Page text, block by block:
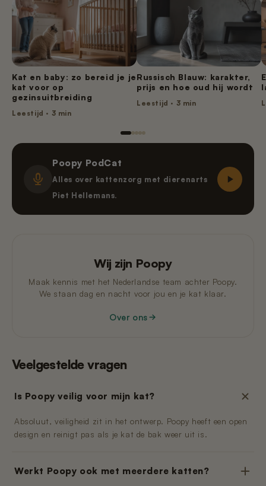
Kat en baby: zo bereid je je
kat voor op
gezinsuitbreiding
Leestijd · 3 min
Russisch Blauw: karakter,
prijs en hoe oud hij wordt
Leestijd · 3 min
Poopy PodCat
Alles over kattenzorg met dierenarts
Piet Hellemans.
Wij zijn Poopy
Maak kennis met het Nederlandse team achter Poopy.
We staan dag en nacht voor jou en je kat klaar.
Over ons
Veelgestelde vragen
Is Poopy veilig voor mijn kat?
Absoluut, veiligheid zit in het ontwerp. Poopy heeft een open
design en reinigt pas als je kat de bak weer uit is.
Werkt Poopy ook met meerdere katten?